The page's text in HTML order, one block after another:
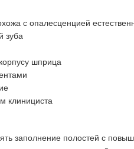
с опалесценцией
зуба
шприца
клинициста
заполнение полостей с